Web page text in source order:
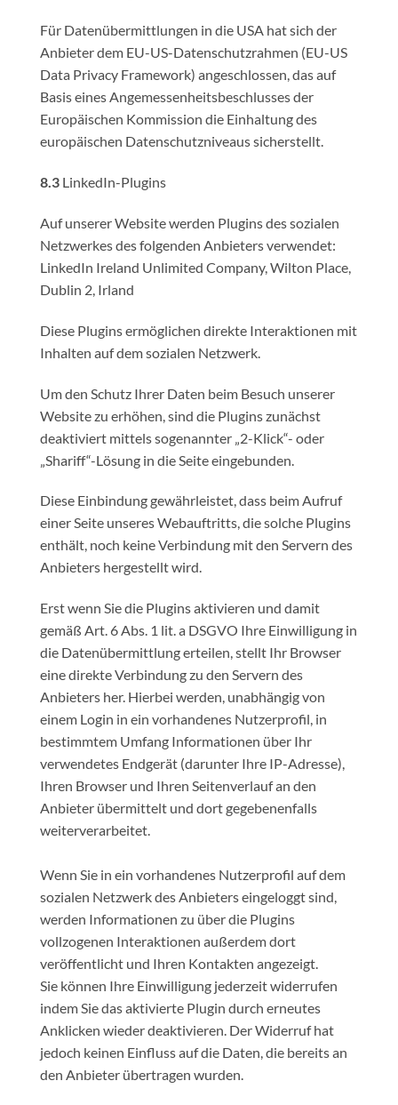
Für Datenübermittlungen in die USA hat sich der
Anbieter dem EU-US-Datenschutzrahmen (EU-US
Data Privacy Framework) angeschlossen, das auf
Basis eines Angemessenheitsbeschlusses der
Europäischen Kommission die Einhaltung des
europäischen Datenschutzniveaus sicherstellt.
8.3 LinkedIn-Plugins
Auf unserer Website werden Plugins des sozialen
Netzwerkes des folgenden Anbieters verwendet:
LinkedIn Ireland Unlimited Company, Wilton Place,
Dublin 2, Irland
Diese Plugins ermöglichen direkte Interaktionen mit
Inhalten auf dem sozialen Netzwerk.
Um den Schutz Ihrer Daten beim Besuch unserer
Website zu erhöhen, sind die Plugins zunächst
deaktiviert mittels sogenannter „2-Klick“- oder
„Shariff“-Lösung in die Seite eingebunden.
Diese Einbindung gewährleistet, dass beim Aufruf
einer Seite unseres Webauftritts, die solche Plugins
enthält, noch keine Verbindung mit den Servern des
Anbieters hergestellt wird.
Erst wenn Sie die Plugins aktivieren und damit
gemäß Art. 6 Abs. 1 lit. a DSGVO Ihre Einwilligung in
die Datenübermittlung erteilen, stellt Ihr Browser
eine direkte Verbindung zu den Servern des
Anbieters her. Hierbei werden, unabhängig von
einem Login in ein vorhandenes Nutzerprofil, in
bestimmtem Umfang Informationen über Ihr
verwendetes Endgerät (darunter Ihre IP-Adresse),
Ihren Browser und Ihren Seitenverlauf an den
Anbieter übermittelt und dort gegebenenfalls
weiterverarbeitet.
Wenn Sie in ein vorhandenes Nutzerprofil auf dem
sozialen Netzwerk des Anbieters eingeloggt sind,
werden Informationen zu über die Plugins
vollzogenen Interaktionen außerdem dort
veröffentlicht und Ihren Kontakten angezeigt.
Sie können Ihre Einwilligung jederzeit widerrufen
indem Sie das aktivierte Plugin durch erneutes
Anklicken wieder deaktivieren. Der Widerruf hat
jedoch keinen Einfluss auf die Daten, die bereits an
den Anbieter übertragen wurden.